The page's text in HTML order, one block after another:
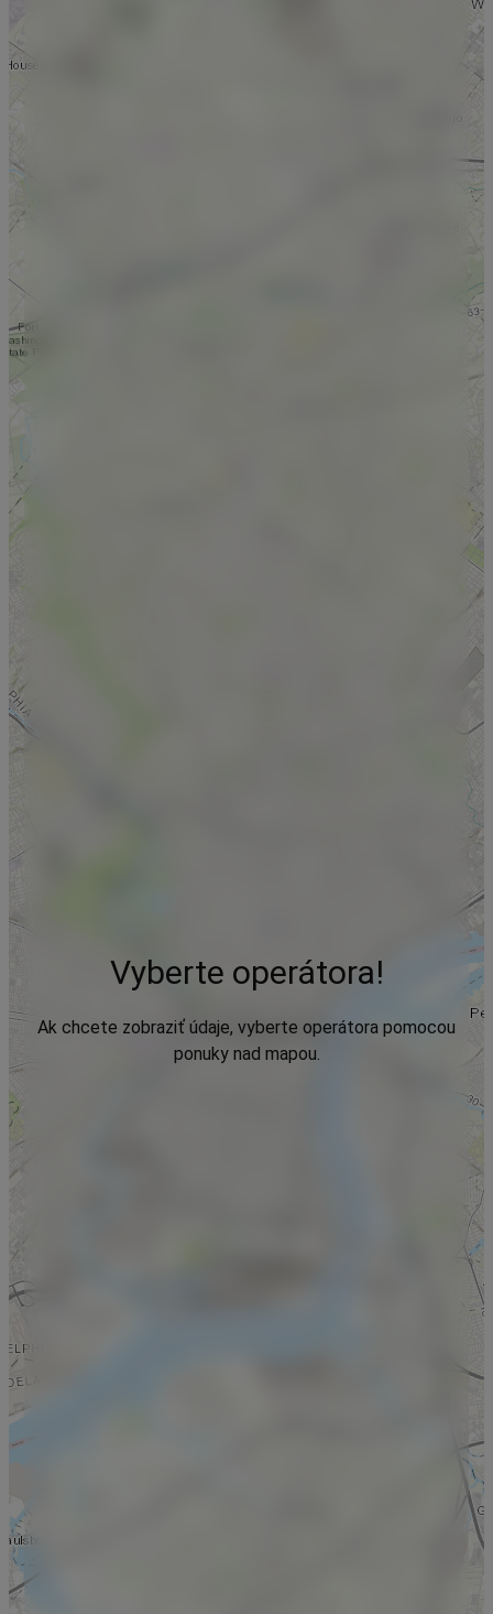
Vyberte operátora!
Ak chcete zobraziť údaje, vyberte operátora pomocou
ponuky nad mapou.